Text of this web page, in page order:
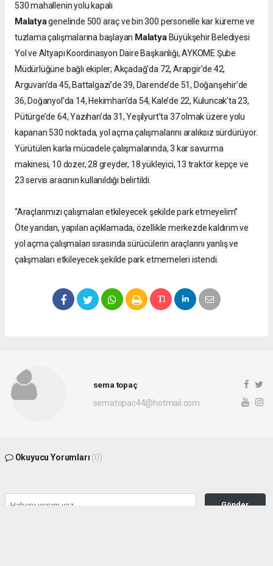
530 mahallenin yolu kapalı
Malatyagenelinde 500 araç ve bin 300 personelle kar küreme ve
tuzlama çalışmalarına başlayan MalatyaBüyükşehir Belediyesi
Yol ve Altyapı Koordinasyon Daire Başkanlığı, AYKOME Şube
Müdürlüğüne bağlı ekipler; Akçadağ’da 72, Arapgir’de 42,
Arguvan’da 45, Battalgazi’de 39, Darende’de 51, Doğanşehir’de
36, Doğanyol’da 14, Hekimhan’da 54, Kale’de 22, Kuluncak’ta 23,
Pütürge’de 64, Yazıhan’da 31, Yeşilyurt’ta 37 olmak üzere yolu
kapanan 530 noktada, yol açma çalışmalarını aralıksız sürdürüyor.
Yürütülen karla mücadele çalışmalarında, 3 kar savurma
makinesi, 10 dozer, 28 greyder, 18 yükleyici, 13 traktör kepçe ve
23 servis aracının kullanıldığı belirtildi.
“Araçlarımızı çalışmaları etkileyecek şekilde park etmeyelim”
Öte yandan, yapılan açıklamada, özellikle merkezde kaldırım ve
yol açma çalışmaları sırasında sürücülerin araçlarını yanlış ve
çalışmaları etkileyecek şekilde park etmemeleri istendi.
sema topaç
sematopac44@hotmail.com
Okuyucu Yorumları (0)
Gönder